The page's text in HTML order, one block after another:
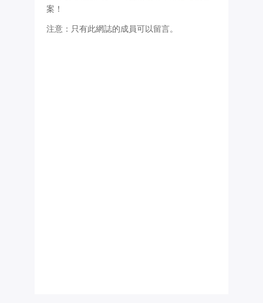
案！
注意：只有此網誌的成員可以留言。